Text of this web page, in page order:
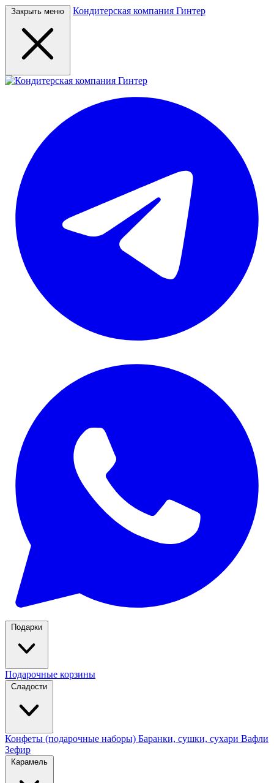
Закрыть меню Кондитерская компания Гинтер
Подарки
Подарочные корзины
Сладости
Конфеты (подарочные наборы) Баранки, сушки, сухари Вафли
Зефир
Карамель